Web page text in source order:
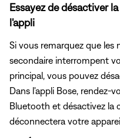
Essayez de désactiver
l'appli
Si vous remarquez que
secondaire interrompent
principal, vous pouvez
Dans l'appli Bose, rendez-
Bluetooth et désactivez la
déconnectera votre